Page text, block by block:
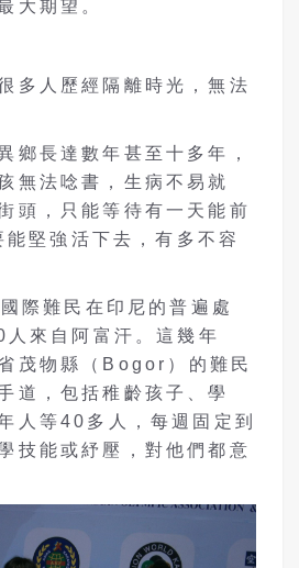
大期望。
多人歷經隔離時光，無法
鄉長達數年甚至十多年，
無法唸書，生病不易就
頭，只能等待有一天能前
堅強活下去，有多不容
際難民在印尼的普遍處
來自阿富汗。這幾年
茂物縣（Bogor）的難民
道，包括稚齡孩子、學
人等40多人，每週固定到
技能或紓壓，對他們都意